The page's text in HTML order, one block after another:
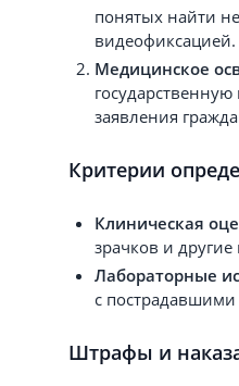
понятых найти
видеофиксацией.
Медицинское
заявления
Критерии
Клиническая
зрачков и
Лабораторные
с
Штрафы и